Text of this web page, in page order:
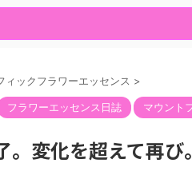
ィックフラワーエッセンス >
フラワーエッセンス日誌 マウント
変化を超えて再び。